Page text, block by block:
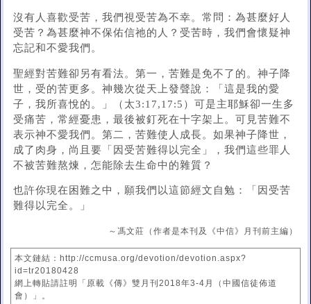
沒有人喜歡受苦，我們視受苦為不幸。常問：為甚麼好人
受苦？為甚麼神不保佑信祂的人？受苦時，我們會懷疑神
忘記和不愛我們。
聖經對苦難卻另有看法。第一，苦難是免不了的。神子降
世，受的苦更多。神幾次從天上發聲說：「這是我的愛
子，我所喜悅的。」（太3:17,17:5）可是主耶穌卻一生多
受痛苦，常經憂患，最後被釘死在十字架上。可見苦難不
表示神不愛我們。第二，苦難使人成長。如果神子降世，
成了肉身，尚且要「因受苦難得以完全」，我們這些罪人
不被苦難熬煉，怎能除去生命中的雜質？
也許你現在困難之中，願我們以這節經文自勉：「因受苦
難得以完全。」
～馮文莊（作者是本刊及《中信》月刊前主編）
本文鏈結：http://ccmusa.org/devotion/devotion.aspx?
id=tr20180428
網上轉貼請註明「原載《傳》雙月刊2018年3-4月（中國信徒佈道
會）」。